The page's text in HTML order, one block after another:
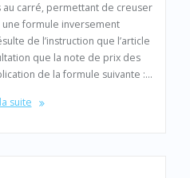
carré, permettant de creuser
formule inversement
de l’instruction que l’article
que la note de prix des
de la formule suivante :…
suite